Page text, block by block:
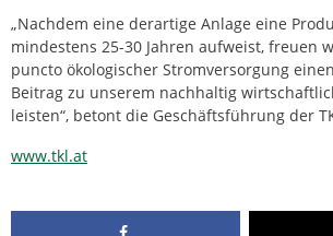
„Nachdem eine derartige Anlage eine
mindestens 25-30 Jahren aufweist, freuen
puncto ökologischer Stromversorgung
Beitrag zu unserem nachhaltig
leisten“, betont die Geschäftsführung der
www.tkl.at